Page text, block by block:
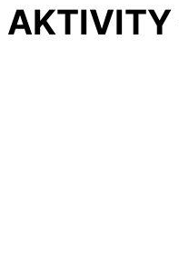
Menu
Cart